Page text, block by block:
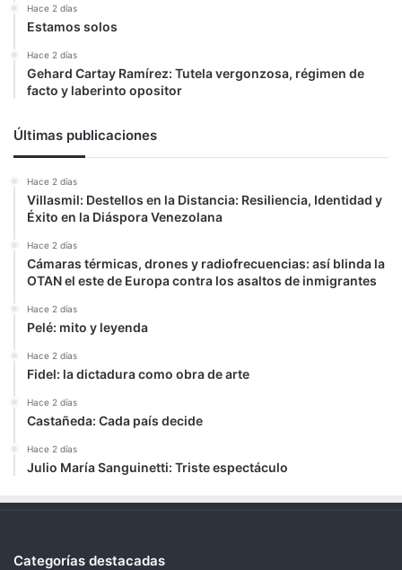
Hace 2 días
Estamos solos
Hace 2 días
Gehard Cartay Ramírez: Tutela vergonzosa, régimen de
facto y laberinto opositor
Últimas publicaciones
Hace 2 días
Villasmil: Destellos en la Distancia: Resiliencia, Identidad y
Éxito en la Diáspora Venezolana
Hace 2 días
Cámaras térmicas, drones y radiofrecuencias: así blinda la
OTAN el este de Europa contra los asaltos de inmigrantes
Hace 2 días
Pelé: mito y leyenda
Hace 2 días
Fidel: la dictadura como obra de arte
Hace 2 días
Castañeda: Cada país decide
Hace 2 días
Julio María Sanguinetti: Triste espectáculo
Categorías destacadas